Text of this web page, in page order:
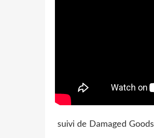
suivi de Damaged Goods